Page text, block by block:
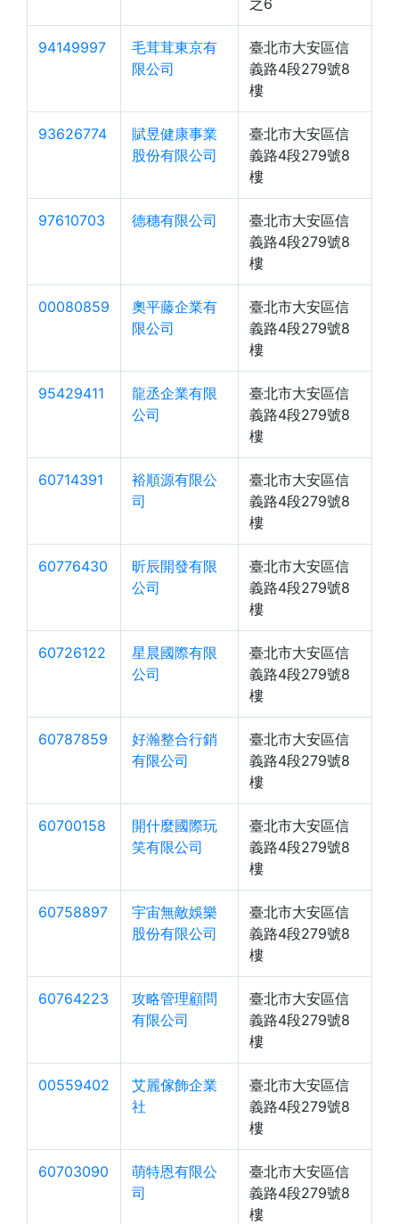
之6
94149997
毛茸茸東京有
限公司
臺北市大安區信
義路4段279號8
樓
93626774
賦昱健康事業
股份有限公司
臺北市大安區信
義路4段279號8
樓
97610703 德穗有限公司
臺北市大安區信
義路4段279號8
樓
00080859
奧平藤企業有
限公司
臺北市大安區信
義路4段279號8
樓
95429411
龍丞企業有限
公司
臺北市大安區信
義路4段279號8
樓
60714391
裕順源有限公
司
臺北市大安區信
義路4段279號8
樓
60776430
昕辰開發有限
公司
臺北市大安區信
義路4段279號8
樓
60726122
星晨國際有限
公司
臺北市大安區信
義路4段279號8
樓
60787859
好瀚整合行銷
有限公司
臺北市大安區信
義路4段279號8
樓
60700158
開什麼國際玩
笑有限公司
臺北市大安區信
義路4段279號8
樓
60758897
宇宙無敵娛樂
股份有限公司
臺北市大安區信
義路4段279號8
樓
60764223
攻略管理顧問
有限公司
臺北市大安區信
義路4段279號8
樓
00559402
艾麗傢飾企業
社
臺北市大安區信
義路4段279號8
樓
60703090
萌特恩有限公
司
臺北市大安區信
義路4段279號8
樓